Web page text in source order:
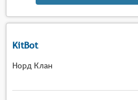
KitBot
Норд Клан